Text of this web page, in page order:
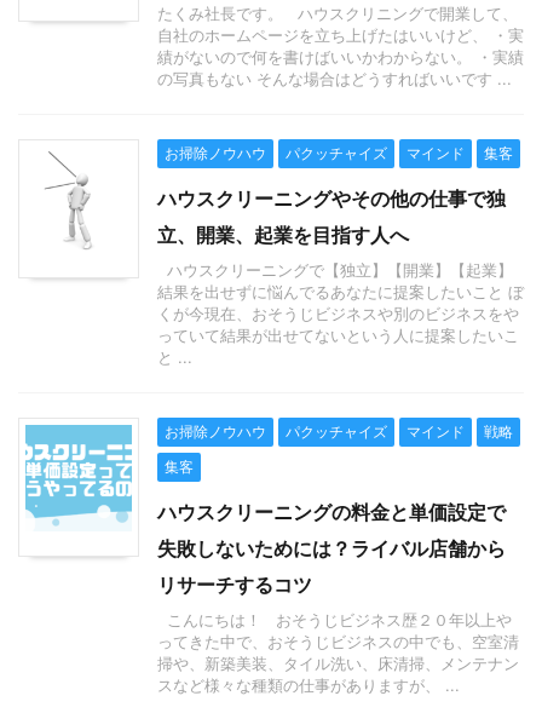
たくみ社長です。 ハウスクリニングで開業して、
自社のホームページを立ち上げたはいいけど、 ・実
績がないので何を書けばいいかわからない。 ・実績
の写真もない そんな場合はどうすればいいです ...
お掃除ノウハウ パクッチャイズ マインド 集客
ハウスクリーニングやその他の仕事で独
立、開業、起業を目指す人へ
ハウスクリーニングで【独立】【開業】【起業】
結果を出せずに悩んでるあなたに提案したいこと ぼ
くが今現在、おそうじビジネスや別のビジネスをや
っていて結果が出せてないという人に提案したいこ
と ...
お掃除ノウハウ パクッチャイズ マインド
戦略
集客
ハウスクリーニングの料金と単価設定で
失敗しないためには？ライバル店舗から
リサーチするコツ
こんにちは！ おそうじビジネス歴２０年以上や
ってきた中で、おそうじビジネスの中でも、空室清
掃や、新築美装、タイル洗い、床清掃、メンテナン
スなど様々な種類の仕事がありますが、 ...